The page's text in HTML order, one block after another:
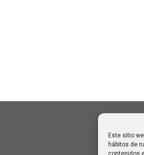
Este sitio
hábitos de
contenidos